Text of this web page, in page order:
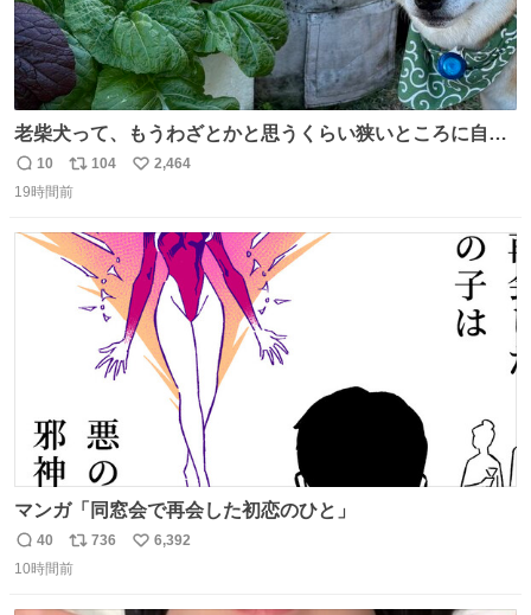
老柴犬って、もうわざとかと思うくらい狭いところに自ら
はまりにいくじゃないですか？ 今朝ガーデニングしてる飼
い主の間にはまってきて、最高に可愛かった♥️
返
信
10
リ
ポ
ト
数
104
い
数
2,464
19時間前
マンガ「同窓会で再会した初恋のひと」
返
信
40
リ
ポ
736
い
6,392
10時間前